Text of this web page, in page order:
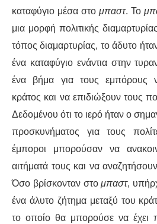
καταφύγιο μέσα στο μπαστ. Το
μια μορφή πολιτικής
τόπος διαμαρτυρίας, το άδυτο
ένα καταφύγιο ενάντια στην
ένα βήμα για τους εμπόρους
κράτος και να επιδιώξουν τους
Δεδομένου ότι το ιερό ήταν ο
προσκυνήματος για τους
έμποροι μπορούσαν να
αιτήματά τους και να
Όσο βρίσκονταν στομπαστ,
ένα άλυτο ζήτημα μεταξύ του
το οποίο θα μπορούσε να έχει